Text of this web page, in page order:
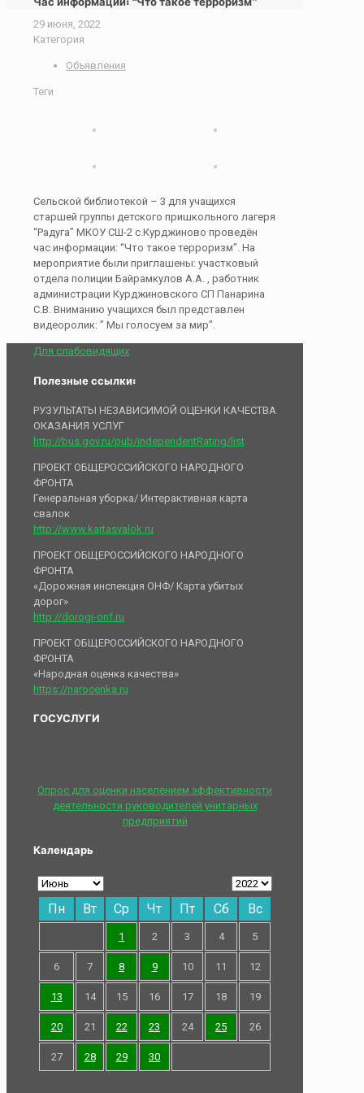
29 июня, 2022
Категория
Объявления
Теги
Сельской библиотекой – 3 для учащихся
старшей группы детского пришкольного лагеря
“Радуга” МКОУ СШ-2 с.Курджиново проведён
час информации: “Что такое терроризм”. На
мероприятие были приглашены: участковый
отдела полиции Байрамкулов А.А. , работник
администрации Курджиновского СП Панарина
С.В. Вниманию учащихся был представлен
видеоролик: ” Мы голосуем за мир”.
Для слабовидящих
Полезные ссылки:
РУЗУЛЬТАТЫ НЕЗАВИСИМОЙ ОЦЕНКИ КАЧЕСТВА
ОКАЗАНИЯ УСЛУГ
http://bus.gov.ru/pub/independentRating/list
ПРОЕКТ ОБЩЕРОССИЙСКОГО НАРОДНОГО
ФРОНТА
Генеральная уборка/ Интерактивная карта
свалок
http://www.kartasvalok.ru
ПРОЕКТ ОБЩЕРОССИЙСКОГО НАРОДНОГО
ФРОНТА
«Дорожная инспекция ОНФ/ Карта убитых
дорог»
http://dorogi-onf.ru
ПРОЕКТ ОБЩЕРОССИЙСКОГО НАРОДНОГО
ФРОНТА
«Народная оценка качества»
https://narocenka.ru
ГОСУСЛУГИ
Опрос для оценки населением эффективности
деятельности руководителей унитарных
предприятий
Календарь
Пн Вт Ср Чт Пт Сб Вс
1 2 3 4 5
6 7 8 9 10 11 12
13 14 15 16 17 18 19
20 21 22 23 24 25 26
27 28 29 30